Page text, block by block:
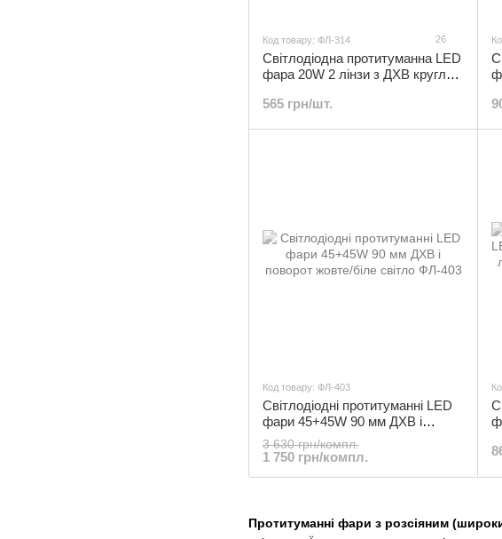
Протитуманні фари з розсіяним
Код товару: ФЛ-314 26
Cвітлодіодна протитуманна LED
фара 20W 2 лінзи з ДХВ кругла |
565 грн/шт.
Код товару: ФЛ-403
Світлодіодні протитуманні LED
фари 45+45W 90 мм ДХВ і
поворот жовте/біле світло (2шт)
| ФЛ-403
3 630 грн/компл.
1 750 грн/компл.